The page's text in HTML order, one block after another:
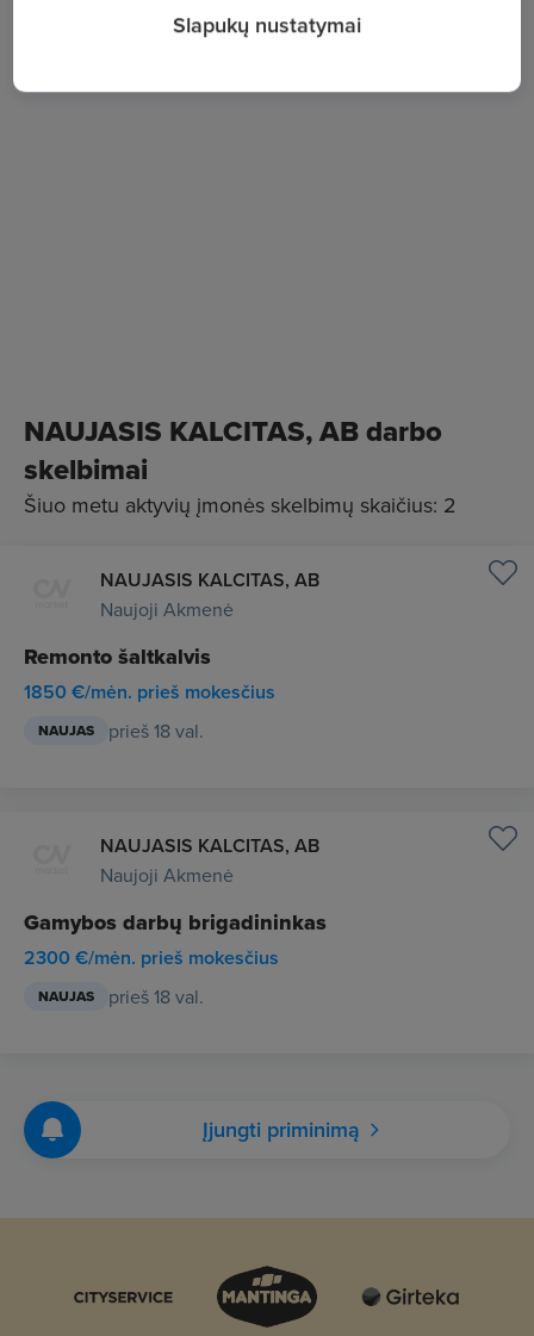
NAUJASIS KALCITAS, AB darbo
skelbimai
Šiuo metu aktyvių įmonės skelbimų skaičius: 2
NAUJASIS KALCITAS, AB
Naujoji Akmenė
Remonto šaltkalvis
1850 €/mėn. prieš mokesčius
NAUJAS prieš 18 val.
NAUJASIS KALCITAS, AB
Naujoji Akmenė
Gamybos darbų brigadininkas
2300 €/mėn. prieš mokesčius
NAUJAS prieš 18 val.
Įjungti priminimą
Slapukų nustatymai